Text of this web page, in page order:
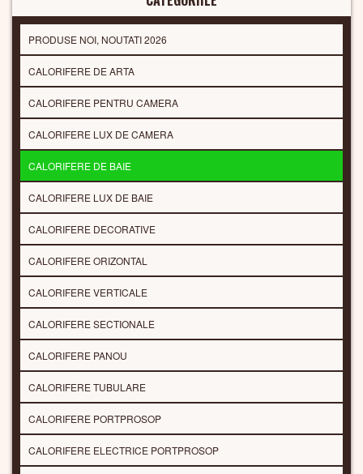
PRODUSE NOI, NOUTATI 2026
CALORIFERE DE ARTA
CALORIFERE PENTRU CAMERA
CALORIFERE LUX DE CAMERA
CALORIFERE DE BAIE
CALORIFERE LUX DE BAIE
CALORIFERE DECORATIVE
CALORIFERE ORIZONTAL
CALORIFERE VERTICALE
CALORIFERE SECTIONALE
CALORIFERE PANOU
CALORIFERE TUBULARE
CALORIFERE PORTPROSOP
CALORIFERE ELECTRICE PORTPROSOP